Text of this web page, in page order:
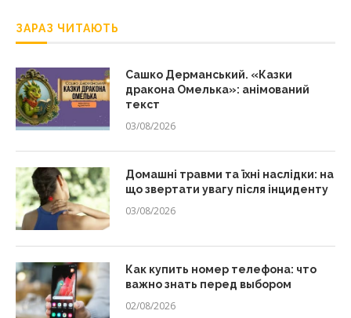
ЗАРАЗ ЧИТАЮТЬ
Сашко Дерманський. «Казки
дракона Омелька»: анімований
текст
03/08/2026
Домашні травми та їхні наслідки: на
що звертати увагу після інциденту
03/08/2026
Как купить номер телефона: что
важно знать перед выбором
02/08/2026